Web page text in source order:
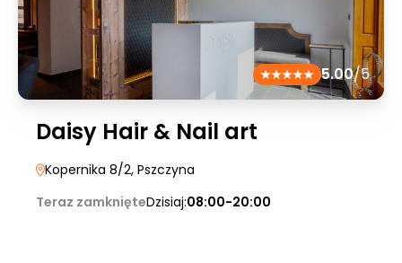
5.00/5
Daisy Hair & Nail art
Kopernika 8/2, Pszczyna
Teraz zamknięteDzisiaj:08:00-20:00